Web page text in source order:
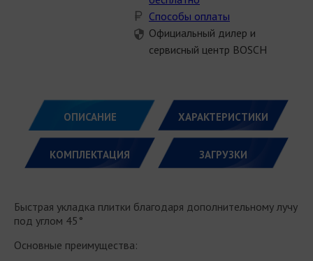
Способы оплаты
Официальный дилер и
сервисный центр BOSCH
ОПИСАНИЕ ХАРАКТЕРИСТИКИ
КОМПЛЕКТАЦИЯ ЗАГРУЗКИ
Быстрая укладка плитки благодаря дополнительному лучу
под углом 45°
Основные преимущества: